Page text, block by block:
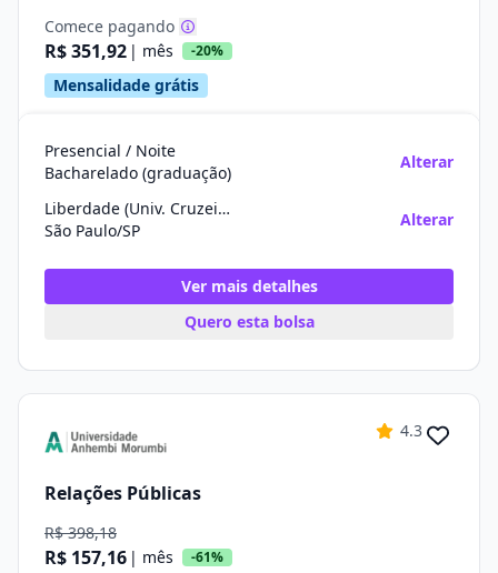
Comece pagando
R$ 351,92 | mês -20%
Mensalidade grátis
Presencial / Noite
Bacharelado (graduação)
Alterar
Liberdade (Univ. Cruzeiro do Sul)
São Paulo/SP
Alterar
Ver mais detalhes
Quero esta bolsa
4.3
Relações Públicas
R$ 398,18
R$ 157,16 | mês -61%